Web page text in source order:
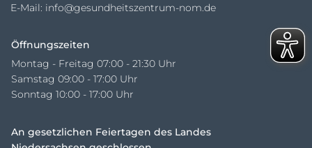
E-Mail: info@gesundheitszentrum-nom.de
Öffnungszeiten
Montag - Freitag 07:00 - 21:30 Uhr
Samstag 09:00 - 17:00 Uhr
Sonntag 10:00 - 17:00 Uhr
An gesetzlichen Feiertagen des Landes